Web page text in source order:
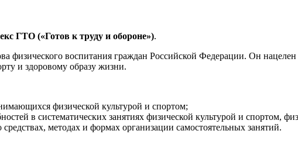
ГТО («Готов к труду и обороне»).
физического воспитания граждан Российской Федерации. Он нацелен
и здоровому образу жизни.
физической культурой и спортом;
в систематических занятиях физической культурой и спортом,
методах и формах организации самостоятельных занятий.